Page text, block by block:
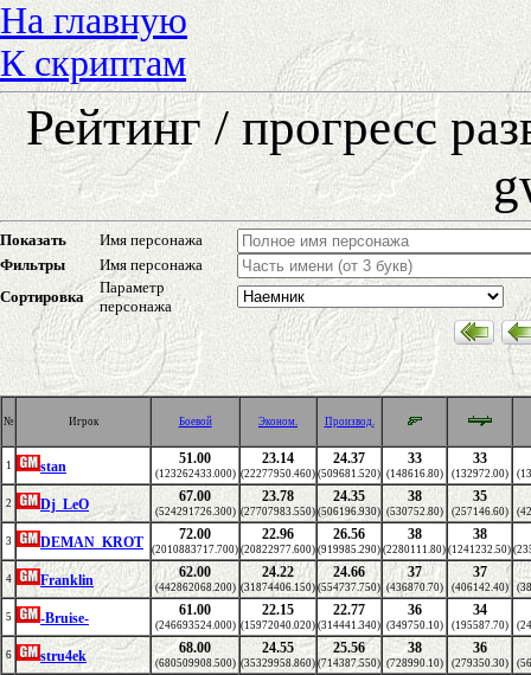
На главную
К скриптам
Рейтинг / прогресс
Показать
Имя персонажа
Фильтры
Имя персонажа
Сортировка
Параметр
персонажа
№ Игрок Боевой Эконом. Производ.
1 stan 51.00
(123262433.000)
23.14
(22277950.460)
24.37
(509681.520)
33
(148616.80)
33
(132972.00)
2 Dj_LeO 67.00
(524291726.300)
23.78
(27707983.550)
24.35
(506196.930)
38
(530752.80)
35
(257146.60)
3 DEMAN_KROT 72.00
(2010883717.700)
22.96
(20822977.600)
26.56
(919985.290)
38
(2280111.80)
38
(1241232.50)
4 Franklin 62.00
(442862068.200)
24.22
(31874406.150)
24.66
(554737.750)
37
(436870.70)
37
(406142.40)
5 -Bruise- 61.00
(246693524.000)
22.15
(15972040.020)
22.77
(314441.340)
36
(349750.10)
34
(195587.70)
6 stru4ek 68.00
(680509908.500)
24.55
(35329958.860)
25.56
(714387.550)
38
(728990.10)
36
(279350.30)